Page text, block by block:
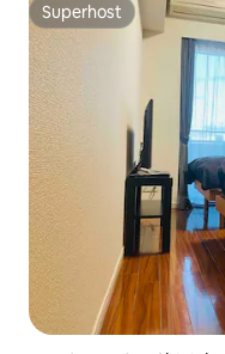
Superhost
Superhost